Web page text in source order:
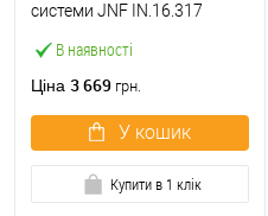
В наявності
системи JNF IN.16.317
Ціна 3 669 грн.
У кошик
Купити в 1 клік